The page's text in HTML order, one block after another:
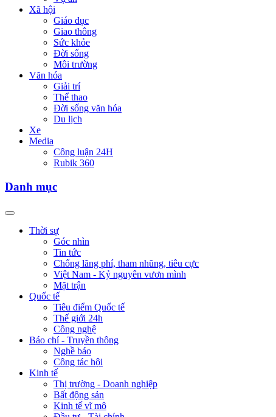
Xã hội
Giáo dục
Giao thông
Sức khỏe
Đời sống
Môi trường
Văn hóa
Giải trí
Thể thao
Đời sống văn hóa
Du lịch
Xe
Media
Công luận 24H
Rubik 360
Danh mục
Thời sự
Góc nhìn
Tin tức
Chống lãng phí, tham nhũng, tiêu cực
Việt Nam - Kỷ nguyên vươn mình
Mặt trận
Quốc tế
Tiêu điểm Quốc tế
Thế giới 24h
Công nghệ
Báo chí - Truyền thông
Nghề báo
Công tác hội
Kinh tế
Thị trường - Doanh nghiệp
Bất động sản
Kinh tế vĩ mô